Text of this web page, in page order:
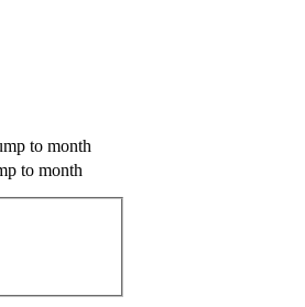
to month